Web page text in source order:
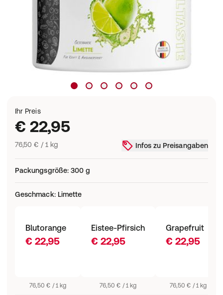
Ihr Preis
€ 22,95
76,50 € / 1 kg Infos zu Preisangaben
Packungsgröße:300 g
Geschmack: Limette
Blutorange
€ 22,95
76,50 € / 1 kg
Eistee-Pfirsich
€ 22,95
76,50 € / 1 kg
Grapefruit
€ 22,95
76,50 € / 1 kg